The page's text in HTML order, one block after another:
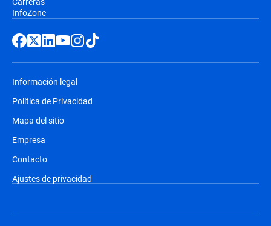
InfoZone
Información legal
Política de Privacidad
Mapa del sitio
Empresa
Contacto
Ajustes de privacidad